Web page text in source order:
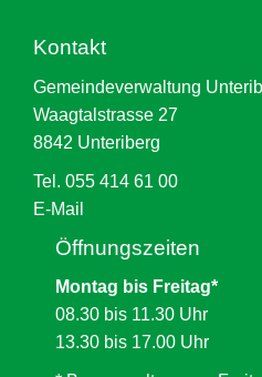
Kontakt
Gemeindeverwaltung
Waagtalstrasse 27
8842 Unteriberg
Tel. 055 414 61 00
E-Mail
Öffnungszeiten
Montag bis Freitag*
08.30 bis 11.30 Uhr
13.30 bis 17.00 Uhr